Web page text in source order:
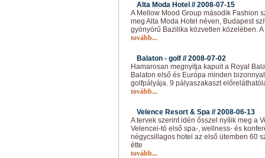
Alta Moda Hotel //2008-07-15
A Mellow Mood Group második Fashion
meg Alta Moda Hotel néven, Budapest
gyönyörű Bazilika közvetlen közelében.
tovább...
Balaton - golf //2008-07-02
Hamarosan megnyitja kapuit a Royal
Balaton első és Európa minden
golfpályája. 9 pályaszakaszt
tovább...
Velence Resort & Spa //2008-06-13
A tervek szerint idén ősszel nyílik meg a
Velencei-tó első spa-, wellness- és
négycsillagos hotel az első ütemben 60
étte
tovább...